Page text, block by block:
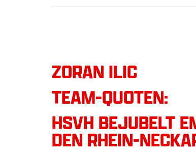
ZORAN ILIC
TEAM-QUOTEN:
HSVH BEJUBELT
DEN RHEIN-